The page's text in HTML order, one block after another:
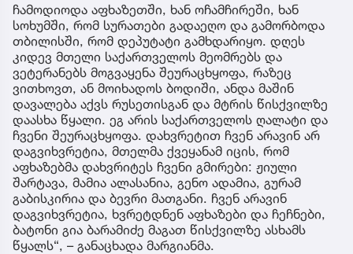
ჩამოდიოდა აფხაზეთში, ხან ოჩამჩირეში, ხან
სოხუმში, რომ სურათები გადაეღო და გამორბოდა
თბილისში, რომ დეპუტატი გამხდარიყო. დღეს
კიდევ მთელი საქართველოს მეომრებს და
ვეტერანებს მოგვაყენა შეურაცხყოფა, რაზეც
ვითხოვთ, ან მოიხადოს ბოდიში, ანდა მაშინ
დავალება აქვს რუსეთისგან და მტრის წისქვილზე
დაასხა წყალი. ეგ არის საქართველოს ღალატი და
ჩვენი შეურაცხყოფა. დახვრეტით ჩვენ არავინ არ
დაგვიხვრეტია, მთელმა ქვეყანამ იცის, რომ
აფხაზებმა დახვრიტეს ჩვენი გმირები: ჟიული
შარტავა, მამია ალასანია, გენო ადამია, გურამ
გაბისკირია და ბევრი მათგანი. ჩვენ არავინ
დაგვიხვრეტია, ხვრეტდნენ აფხაზები და ჩეჩნები,
ბატონი გია ბარამიძე მაგათ წისქვილზე ასხამს
წყალს“, – განაცხადა მარგიანმა.